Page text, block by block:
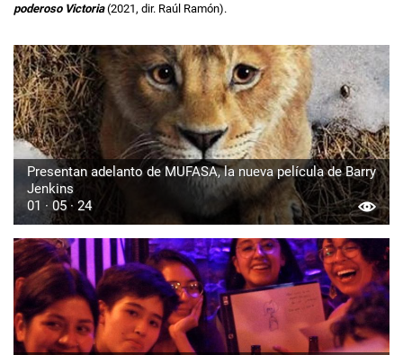
poderoso Victoria(2021, dir. Raúl Ramón).
Presentan adelanto de MUFASA, la nueva película de Barry
Jenkins
01 · 05 · 24